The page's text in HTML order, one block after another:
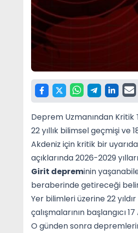
Deprem Uzmanından Kritik
22 yıllık bilimsel geçmişi ve
Akdeniz için kritik bir uyarıda
açıklarında 2026-2029
Girit depreminin
beraberinde getireceği
Yer bilimleri üzerine 22
çalışmalarının başlangıcı
O günden sonra